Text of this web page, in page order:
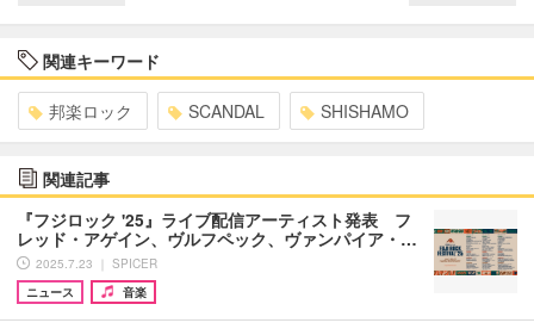
関連キーワード
邦楽ロック SCANDAL SHISHAMO
関連記事
『フジロック '25』ライブ配信アーティスト発表 フ
レッド・アゲイン、ヴルフペック、ヴァンパイア・…
2025.7.23 ｜ SPICER
ニュース
音楽